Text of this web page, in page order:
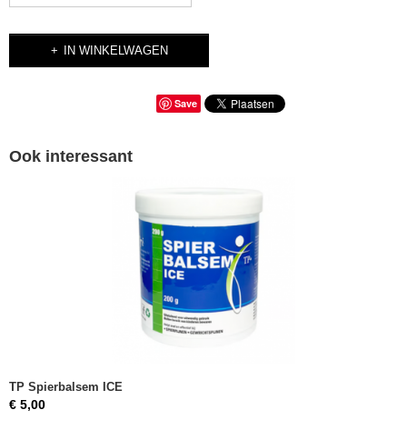
IN WINKELWAGEN
Save
Ook interessant
TP Spierbalsem ICE
€ 5,00